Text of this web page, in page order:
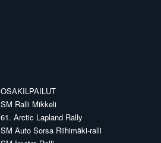
OSAKILPAILUT
SM Ralli Mikkeli
61. Arctic Lapland Rally
SM Auto Sorsa Riihimäki-ralli